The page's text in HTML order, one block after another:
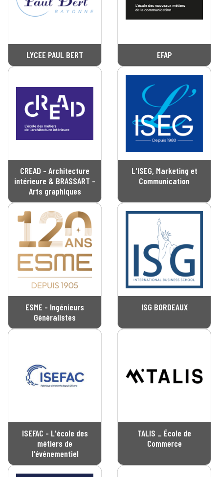
LYCEE PAUL BERT EFAP
CREAD - Architecture
intérieure & BRASSART -
Arts graphiques
L'ISEG, Marketing et
Communication
ESME - Ingénieurs
Généralistes
ISG BORDEAUX
ISEFAC - L'école des
métiers de
l'événementiel
TALIS _ École de
Commerce